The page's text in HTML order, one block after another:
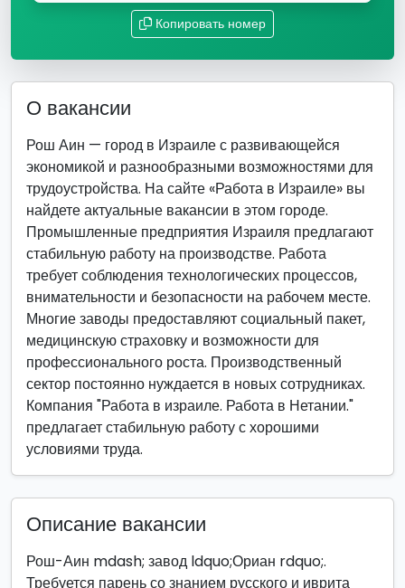
Копировать номер
О вакансии
Рош Аин — город в Израиле с развивающейся
экономикой и разнообразными возможностями для
трудоустройства. На сайте «Работа в Израиле» вы
найдете актуальные вакансии в этом городе.
Промышленные предприятия Израиля предлагают
стабильную работу на производстве. Работа
требует соблюдения технологических процессов,
внимательности и безопасности на рабочем месте.
Многие заводы предоставляют социальный пакет,
медицинскую страховку и возможности для
профессионального роста. Производственный
сектор постоянно нуждается в новых сотрудниках.
Компания "Работа в израиле. Работа в Нетании."
предлагает стабильную работу с хорошими
условиями труда.
Описание вакансии
Рош-Аин mdash; завод ldquo;Ориан rdquo;.
Требуется парень со знанием русского и иврита